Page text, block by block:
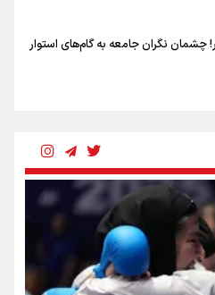
چشمان نگران جامعه به گام‌های استوار
حفظ امنیت انرژی
که جهان را شیفته کرد